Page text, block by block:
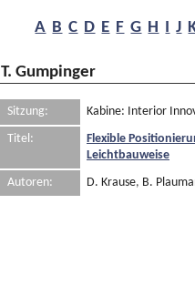
A B C D E F G H I J
T. Gumpinger
Sitzung:
Kabine: Interior
Titel:
Flexible
Leichtbauweise
Autoren:
D. Krause, B.